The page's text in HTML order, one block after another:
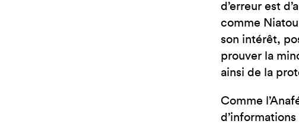
d’erreur est
comme
son intérêt,
prouver la
ainsi de la
Comme